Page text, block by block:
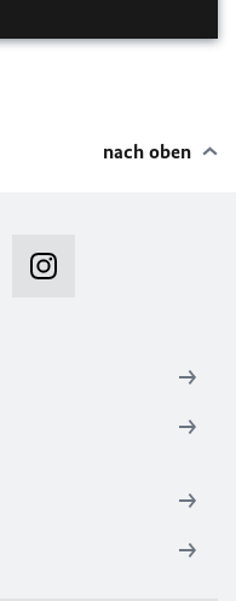
nach oben